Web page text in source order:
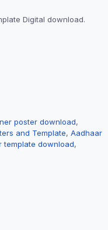
Digital download.
poster download,
and Template, Aadhaar
template download,